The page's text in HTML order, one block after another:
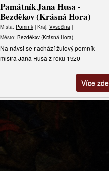
Památník Jana Husa -
Bezděkov (Krásná Hora)
Místa: Pomník | Kraj: Vysočina |
Město: Bezděkov (Krásná Hora)
Na návsi se nachází žulový pomník
mistra Jana Husa z roku 1920
Více zde